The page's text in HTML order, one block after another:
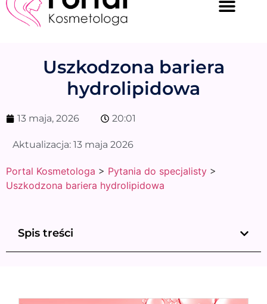
Uszkodzona bariera
hydrolipidowa
13 maja, 2026 20:01
Aktualizacja: 13 maja 2026
Portal Kosmetologa > Pytania do specjalisty >
Uszkodzona bariera hydrolipidowa
Spis treści